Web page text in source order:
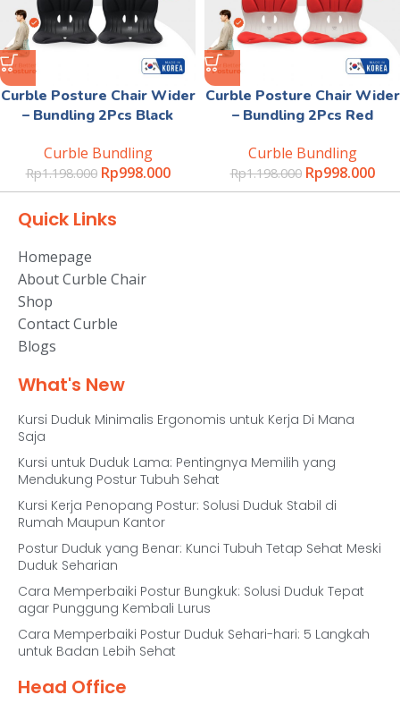
Curble Posture Chair Wider
– Bundling 2Pcs Black
Curble Bundling
Rp1.198.000 Rp998.000
Curble Posture Chair Wider
– Bundling 2Pcs Red
Curble Bundling
Rp1.198.000 Rp998.000
Quick Links
Homepage
About Curble Chair
Shop
Contact Curble
Blogs
What's New
Kursi Duduk Minimalis Ergonomis untuk Kerja Di Mana
Saja
Kursi untuk Duduk Lama: Pentingnya Memilih yang
Mendukung Postur Tubuh Sehat
Kursi Kerja Penopang Postur: Solusi Duduk Stabil di
Rumah Maupun Kantor
Postur Duduk yang Benar: Kunci Tubuh Tetap Sehat Meski
Duduk Seharian
Cara Memperbaiki Postur Bungkuk: Solusi Duduk Tepat
agar Punggung Kembali Lurus
Cara Memperbaiki Postur Duduk Sehari-hari: 5 Langkah
untuk Badan Lebih Sehat
Head Office